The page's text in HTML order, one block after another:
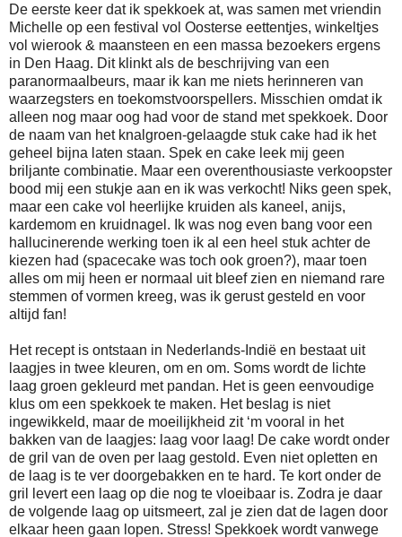
De eerste keer dat ik spekkoek at, was samen met vriendin
Michelle op een festival vol Oosterse eettentjes, winkeltjes
vol wierook & maansteen en een massa bezoekers ergens
in Den Haag. Dit klinkt als de beschrijving van een
paranormaalbeurs, maar ik kan me niets herinneren van
waarzegsters en toekomstvoorspellers. Misschien omdat ik
alleen nog maar oog had voor de stand met spekkoek. Door
de naam van het knalgroen-gelaagde stuk cake had ik het
geheel bijna laten staan. Spek en cake leek mij geen
briljante combinatie. Maar een overenthousiaste verkoopster
bood mij een stukje aan en ik was verkocht! Niks geen spek,
maar een cake vol heerlijke kruiden als kaneel, anijs,
kardemom en kruidnagel. Ik was nog even bang voor een
hallucinerende werking toen ik al een heel stuk achter de
kiezen had (spacecake was toch ook groen?), maar toen
alles om mij heen er normaal uit bleef zien en niemand rare
stemmen of vormen kreeg, was ik gerust gesteld en voor
altijd fan!
Het recept is ontstaan in Nederlands-Indië en bestaat uit
laagjes in twee kleuren, om en om. Soms wordt de lichte
laag groen gekleurd met pandan. Het is geen eenvoudige
klus om een spekkoek te maken. Het beslag is niet
ingewikkeld, maar de moeilijkheid zit ‘m vooral in het
bakken van de laagjes: laag voor laag! De cake wordt onder
de gril van de oven per laag gestold. Even niet opletten en
de laag is te ver doorgebakken en te hard. Te kort onder de
gril levert een laag op die nog te vloeibaar is. Zodra je daar
de volgende laag op uitsmeert, zal je zien dat de lagen door
elkaar heen gaan lopen. Stress! Spekkoek wordt vanwege